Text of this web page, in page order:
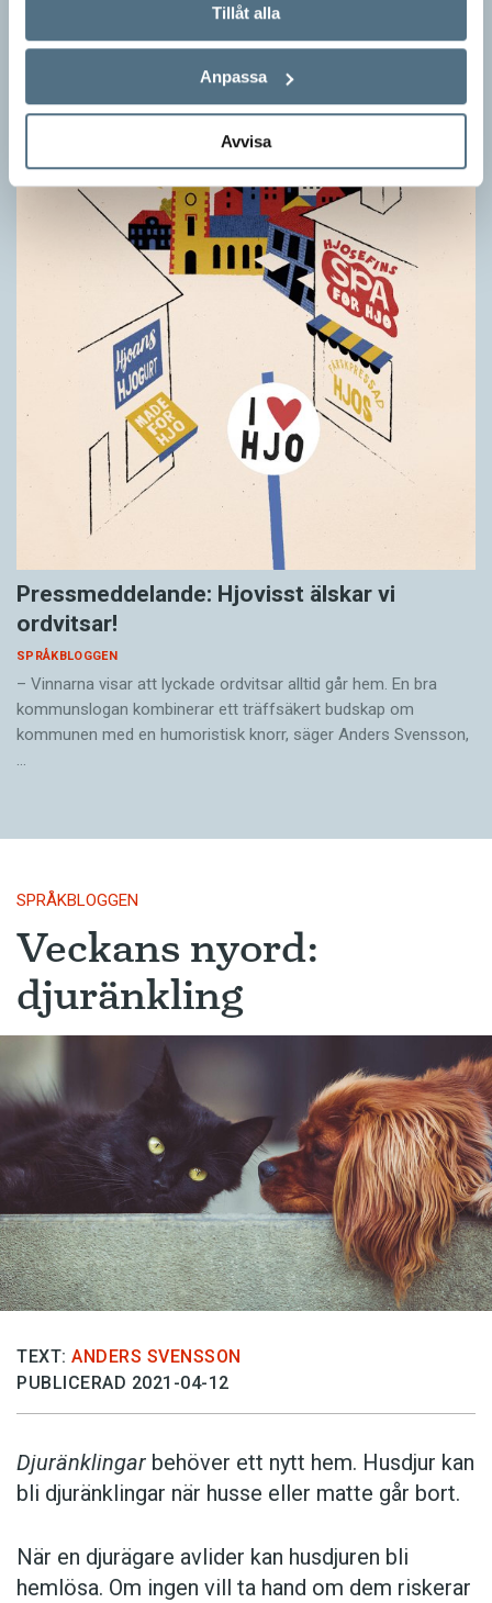
Tillåt alla
Anpassa
Avvisa
gymnasiesärskolan till anpassad gymnasieskola. En som har
stor del i att detta namnbyte sker är artonåriga Leo Lust…
Pressmeddelande: Hjovisst älskar vi
ordvitsar!
SPRÅKBLOGGEN
– Vinnarna visar att lyckade ordvitsar alltid går hem. En bra
kommunslogan kombinerar ett träffsäkert budskap om
kommunen med en humoristisk knorr, säger Anders Svensson,
…
SPRÅKBLOGGEN
Veckans nyord:
djuränkling
TEXT: ANDERS SVENSSON
PUBLICERAD 2021-04-12
Djuränklingar behöver ett nytt hem. Husdjur kan
bli djuränklingar när husse eller matte går bort.
När en djurägare avlider kan husdjuren bli
hemlösa. Om ingen vill ta hand om dem riskerar